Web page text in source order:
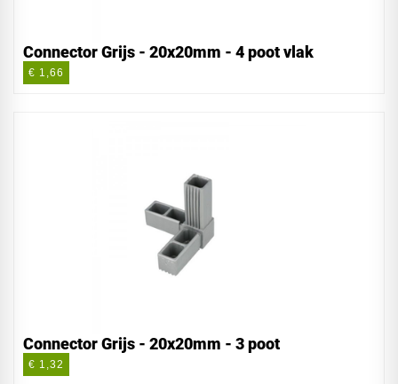
Connector Grijs - 20x20mm - 4 poot vlak
€ 1,66
Connector Grijs - 20x20mm - 3 poot
€ 1,32